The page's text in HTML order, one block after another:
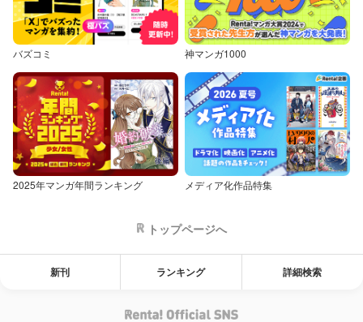
バズコミ 神マンガ1000
2025年マンガ年間ランキング メディア化作品特集
トップページへ
新刊 ランキング 詳細検索